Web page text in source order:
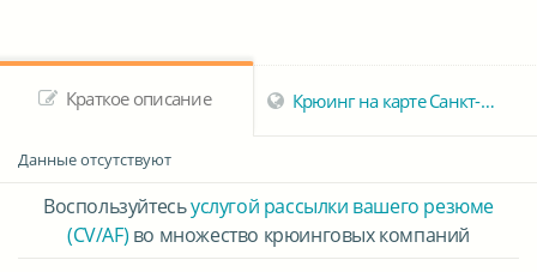
Краткое описание Крюинг на карте Санкт-Петербурга
Данные отсутствуют
Воспользуйтесьуслугой рассылки вашего резюме
(CV/AF) во множество крюинговых компаний